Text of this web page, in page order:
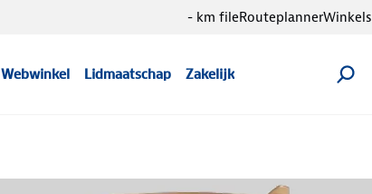
Webwinkel Lidmaatschap Zakelijk
- km fileRouteplannerWinkels